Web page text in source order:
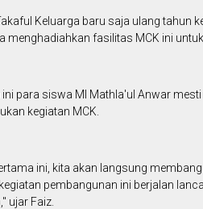
Keluarga baru saja ulang tahun
menghadiahkan fasilitas MCK ini
para siswa MI Mathla'ul Anwar
kegiatan MCK.
ini, kita akan langsung
pembangunan ini berjalan
ujar Faiz.